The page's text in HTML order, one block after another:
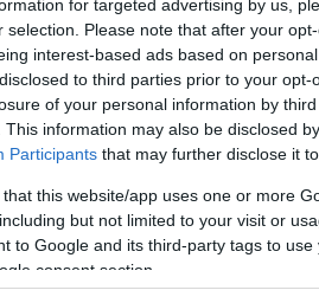
for targeted advertising by us,
selection. Please note that after your
interest-based ads based on
to third parties prior to your
of your personal information by
This information may also be disclosed
Participants that may further disclose it
that this website/app uses one or more
but not limited to your visit or
to Google and its third-party tags to
consent section.
των δύο
ο κ.Δούκας ξεκαθάρισε
πρέπει σε καμία
κίνδυνο οφέλους της